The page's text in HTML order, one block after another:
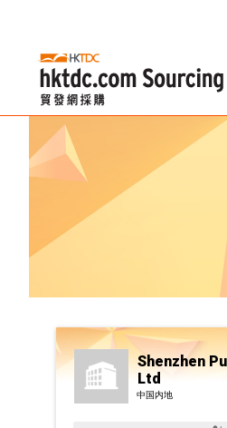
Shenzhen
Ltd
中国内地